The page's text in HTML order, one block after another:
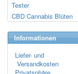
Tester
CBD Cannabis Blüten
Informationen
Liefer- und
Versandkosten